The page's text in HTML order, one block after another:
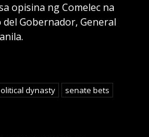
opisina ng Comelec na
Gobernador, General
dynasty
senate bets